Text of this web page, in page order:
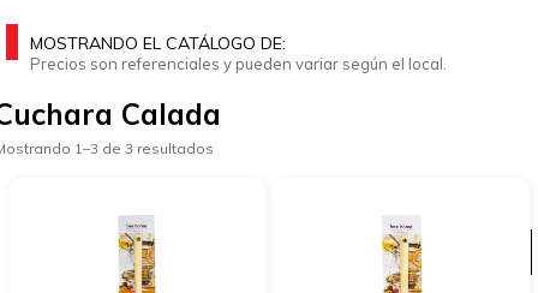
Ver categorías
MOSTRANDO EL CATÁLOGO DE:
Precios son referenciales y pueden variar según el local.
Calada
1–3 de 3 resultados